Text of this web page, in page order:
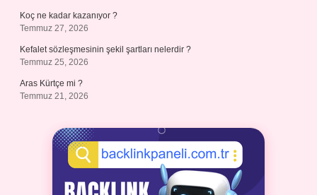
Koç ne kadar kazanıyor ?
Temmuz 27, 2026
Kefalet sözleşmesinin şekil şartları nelerdir ?
Temmuz 25, 2026
Aras Kürtçe mi ?
Temmuz 21, 2026